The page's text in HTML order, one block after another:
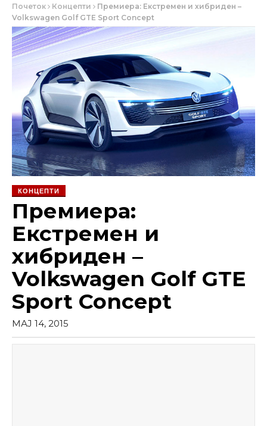
Почеток Концепти
Премиера: Екстремен и хибриден –
Volkswagen Golf GTE Sport Concept
КОНЦЕПТИ
Премиера:
Екстремен и
хибриден –
Volkswagen Golf GTE
Sport Concept
МАЈ 14, 2015